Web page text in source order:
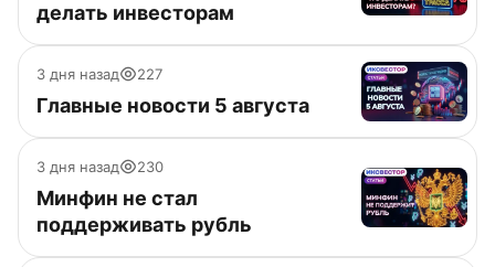
делать инвесторам
3 дня назад 227
Главные новости 5 августа
3 дня назад 230
Минфин не стал
поддерживать рубль